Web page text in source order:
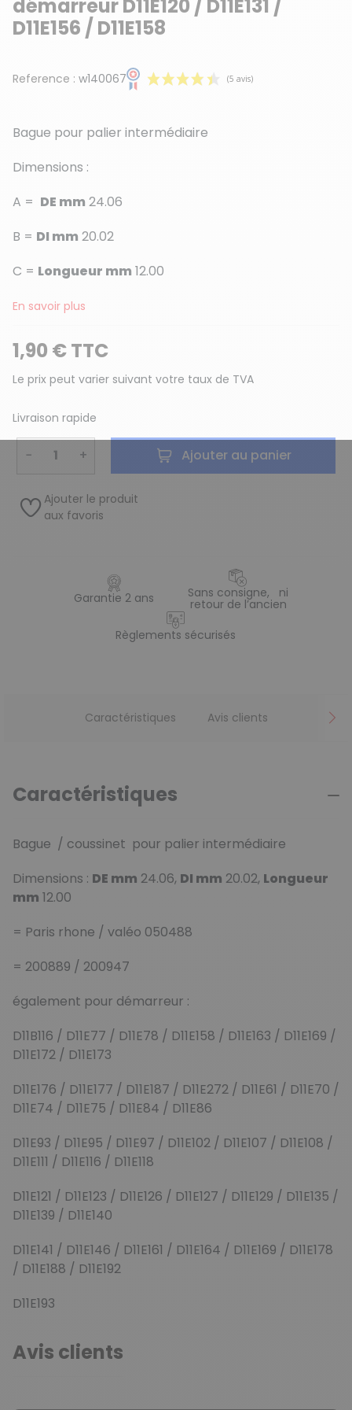
démarreur D11E120 / D11E131 /
D11E156 / D11E158
Reference : w140067
Bague pour palier intermédiaire
Dimensions :
A = DE mm 24.06
B = DI mm 20.02
C = Longueur mm 12.00
En savoir plus
1,90 € TTC
Le prix peut varier suivant votre taux de TVA
Livraison rapide
− + Ajouter au panier
Ajouter le produit
aux favoris
Garantie 2 ans Sans consigne, ni
retour de l’ancien
Règlements sécurisés
Caractéristiques Avis clients
Caractéristiques
Bague / coussinet pour palier intermédiaire
Dimensions : DE mm 24.06, DI mm 20.02, Longueur
mm 12.00
= Paris rhone / valéo 050488
= 200889 / 200947
également pour démarreur :
D11B116 / D11E77 / D11E78 / D11E158 / D11E163 / D11E169 /
D11E172 / D11E173
D11E176 / D11E177 / D11E187 / D11E272 / D11E61 / D11E70 /
D11E74 / D11E75 / D11E84 / D11E86
D11E93 / D11E95 / D11E97 / D11E102 / D11E107 / D11E108 /
D11E111 / D11E116 / D11E118
D11E121 / D11E123 / D11E126 / D11E127 / D11E129 / D11E135 /
D11E139 / D11E140
D11E141 / D11E146 / D11E161 / D11E164 / D11E169 / D11E178
/ D11E188 / D11E192
D11E193
Avis clients